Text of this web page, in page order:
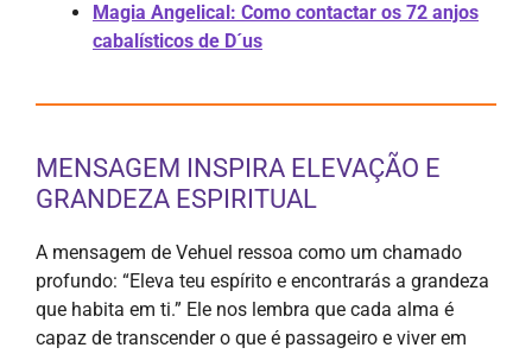
Magia Angelical: Como contactar os 72 anjos
cabalísticos de D´us
MENSAGEM INSPIRA ELEVAÇÃO E
GRANDEZA ESPIRITUAL
A mensagem de Vehuel ressoa como um chamado
profundo: “Eleva teu espírito e encontrarás a grandeza
que habita em ti.” Ele nos lembra que cada alma é
capaz de transcender o que é passageiro e viver em